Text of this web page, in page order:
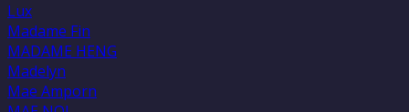
Lux
Madame Fin
MADAME HENG
Madelyn
Mae Amporn